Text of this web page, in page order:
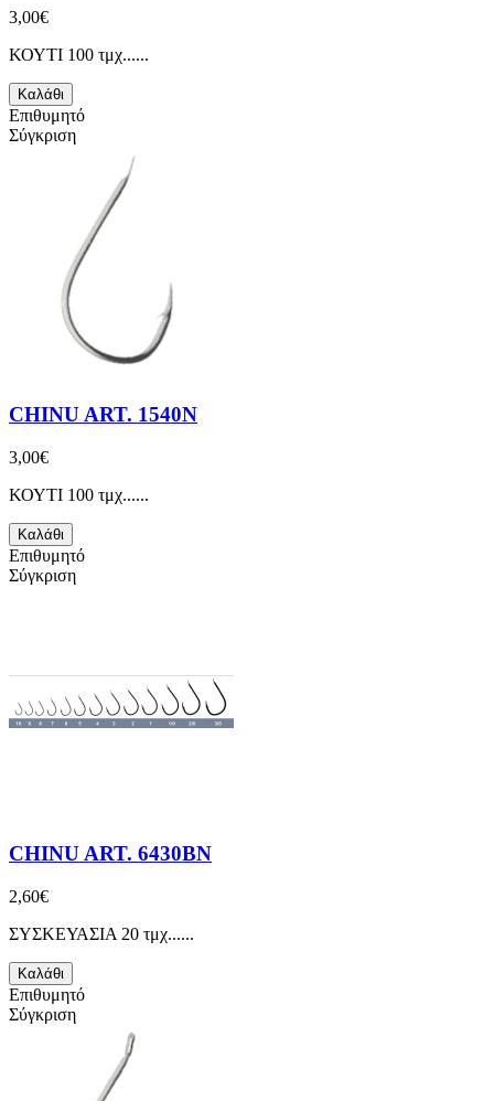
3,00€
ΚΟΥΤΙ 100 τμχ......
Καλάθι
Επιθυμητό
Σύγκριση
CHINU ART. 1540N
3,00€
ΚΟΥΤΙ 100 τμχ......
Καλάθι
Επιθυμητό
Σύγκριση
CHINU ART. 6430BN
2,60€
ΣΥΣΚΕΥΑΣΙΑ 20 τμχ......
Καλάθι
Επιθυμητό
Σύγκριση